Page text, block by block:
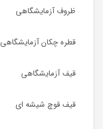
ظروف آزمایشگاهی
قطره چکان آزمایشگاهی
قیف آزمایشگاهی
قیف قوچ شیشه ای